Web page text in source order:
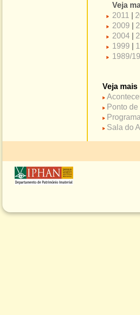
Veja
2011 |
2009 |
2004 |
1999 |
1989/
Veja mais
Ponto
Sala do